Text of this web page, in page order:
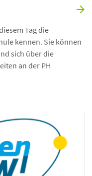
Tag die
kennen. Sie können
sich über die
an der PH